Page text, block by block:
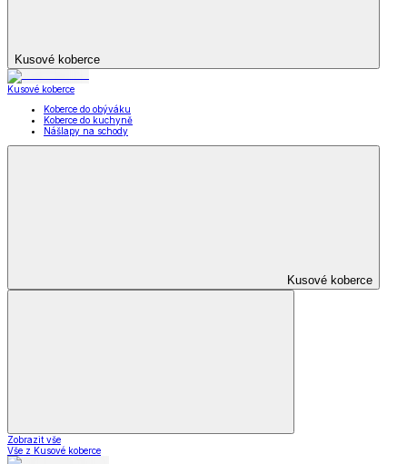
Kusové koberce
Kusové koberce
Koberce do obýváku
Koberce do kuchyně
Nášlapy na schody
Kusové koberce
Zobrazit vše
Vše z Kusové koberce